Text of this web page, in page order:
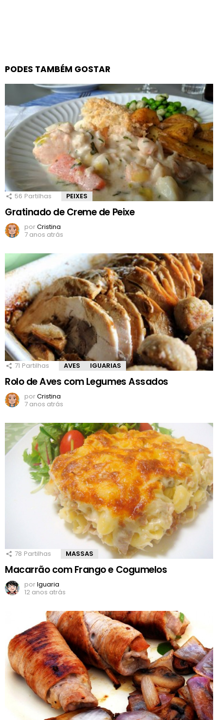
PODES TAMBÉM GOSTAR
56 Partilhas PEIXES
Gratinado de Creme de Peixe
porCristina
7 anos atrás
71 Partilhas AVES IGUARIAS
Rolo de Aves com Legumes Assados
porCristina
7 anos atrás
78 Partilhas MASSAS
Macarrão com Frango e Cogumelos
porIguaria
12 anos atrás